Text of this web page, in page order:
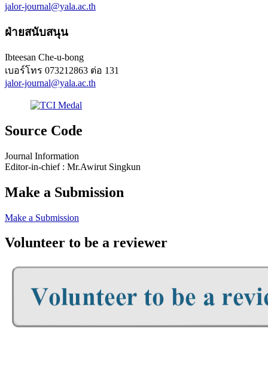
jalor-journal@yala.ac.th
ฝ่ายสนับสนุน
Ibteesan Che-u-bong
เบอร์โทร 073212863 ต่อ 131
jalor-journal@yala.ac.th
Source Code
Journal Information
Editor-in-chief : Mr.Awirut Singkun
Make a Submission
Make a Submission
Volunteer to be a reviewer